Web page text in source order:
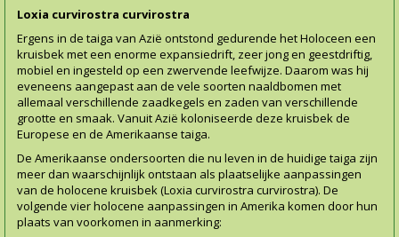
Loxia curvirostra curvirostra
Ergens in de taiga van Azië ontstond gedurende het Holoceen een
kruisbek met een enorme expansiedrift, zeer jong en geestdriftig,
mobiel en ingesteld op een zwervende leefwijze. Daarom was hij
eveneens aangepast aan de vele soorten naaldbomen met
allemaal verschillende zaadkegels en zaden van verschillende
grootte en smaak. Vanuit Azië koloniseerde deze kruisbek de
Europese en de Amerikaanse taiga.
De Amerikaanse ondersoorten die nu leven in de huidige taiga zijn
meer dan waarschijnlijk ontstaan als plaatselijke aanpassingen
van de holocene kruisbek (Loxia curvirostra curvirostra). De
volgende vier holocene aanpassingen in Amerika komen door hun
plaats van voorkomen in aanmerking: